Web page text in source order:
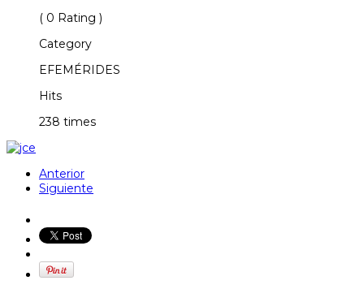
( 0 Rating )
Category
EFEMÉRIDES
Hits
238 times
Anterior
Siguiente